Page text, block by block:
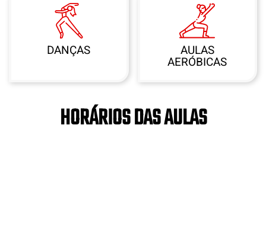
DANÇAS AULAS
AERÓBICAS
HORÁRIOS DAS AULAS